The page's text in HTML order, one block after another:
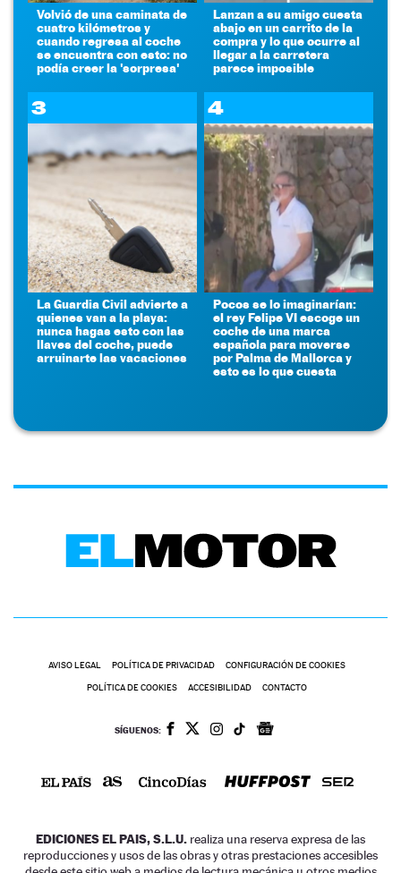
Volvió de una caminata de
cuatro kilómetros y
cuando regresa al coche
se encuentra con esto: no
podía creer la 'sorpresa'
Lanzan a su amigo cuesta
abajo en un carrito de la
compra y lo que ocurre al
llegar a la carretera
parece imposible
3
La Guardia Civil advierte a
quienes van a la playa:
nunca hagas esto con las
llaves del coche, puede
arruinarte las vacaciones
4
Pocos se lo imaginarían:
el rey Felipe VI escoge un
coche de una marca
española para moverse
por Palma de Mallorca y
esto es lo que cuesta
AVISO LEGAL POLÍTICA DE PRIVACIDAD CONFIGURACIÓN DE COOKIES
POLÍTICA DE COOKIES ACCESIBILIDAD CONTACTO
SÍGUENOS:
EDICIONES EL PAIS, S.L.U. realiza una reserva expresa de las
reproducciones y usos de las obras y otras prestaciones accesibles